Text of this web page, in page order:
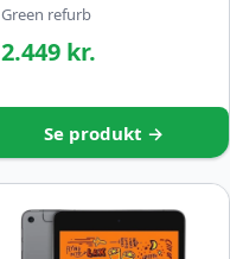
Green refurb
2.449 kr.
Se produkt →